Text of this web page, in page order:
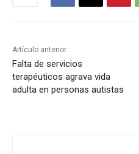
Artículo anterior
Falta de servicios
terapéuticos agrava vida
adulta en personas autistas